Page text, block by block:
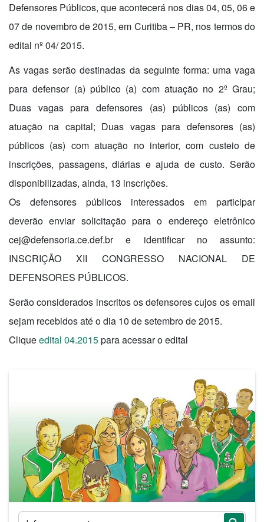
Defensores Públicos, que acontecerá nos dias 04, 05, 06 e
07 de novembro de 2015, em Curitiba – PR, nos termos do
edital nº 04/ 2015.
As vagas serão destinadas da seguinte forma: uma vaga
para defensor (a) público (a) com atuação no 2º Grau;
Duas vagas para defensores (as) públicos (as) com
atuação na capital; Duas vagas para defensores (as)
públicos (as) com atuação no interior, com custeio de
inscrições, passagens, diárias e ajuda de custo. Serão
disponibilizadas, ainda, 13 inscrições.
Os defensores públicos interessados em participar
deverão enviar solicitação para o endereço eletrônico
cej@defensoria.ce.def.br e identificar no assunto:
INSCRIÇÃO XII CONGRESSO NACIONAL DE
DEFENSORES PÚBLICOS.
Serão considerados inscritos os defensores cujos os email
sejam recebidos até o dia 10 de setembro de 2015.
Cliqueedital 04.2015para acessar o edital